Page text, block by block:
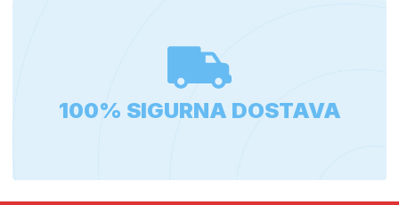
100% SIGURNA DOSTAVA